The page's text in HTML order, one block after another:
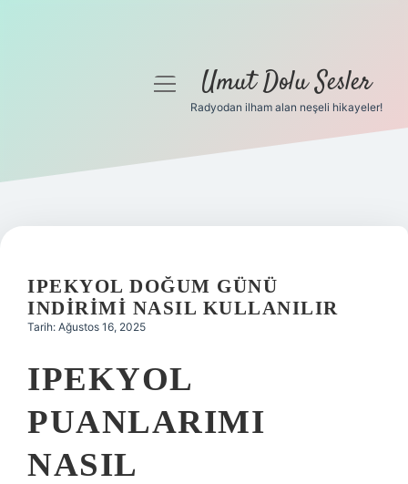
Gizlilik Politikası
Yasal Uyarı
menüyüUmut Dolu Sesler
Radyodan ilham alan neşeli hikayeler!
IPEKYOL DOĞUM GÜNÜ
INDIRIMI NASIL KULLANILIR
Tarih: Ağustos 16, 2025
IPEKYOL
PUANLARIMI
NASIL